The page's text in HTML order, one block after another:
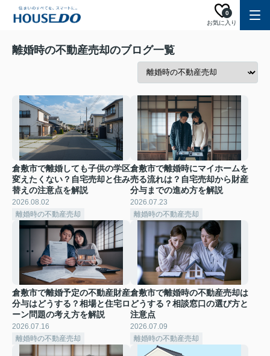
お気に入り
0
離婚時の不動産売却のブログ一覧
倉敷市で離婚しても子供の学区
変えたくない？自宅売却と住み
替えの注意点を解説
2026.08.02
離婚時の不動産売却
倉敷市で離婚時にマイホームを
売る流れは？自宅売却から財産
分与までの進め方を解説
2026.07.23
離婚時の不動産売却
倉敷市で離婚予定の不動産財産
分与はどうする？相場と住宅ロ
ーン問題の考え方を解説
2026.07.16
離婚時の不動産売却
倉敷市で離婚時の不動産売却は
どうする？相談窓口の選び方と
注意点
2026.07.09
離婚時の不動産売却